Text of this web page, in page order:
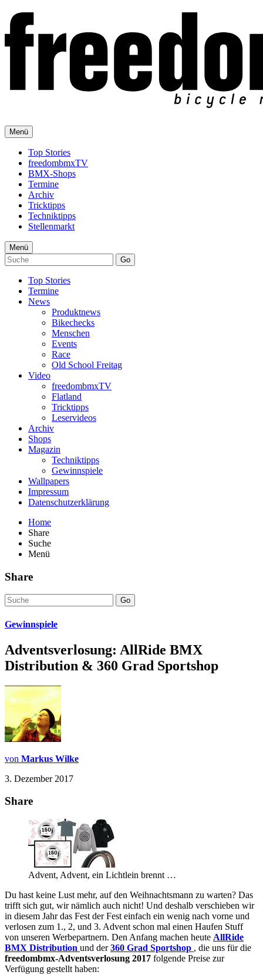
Menü
Top Stories
freedombmxTV
BMX-Shops
Termine
Archiv
Tricktipps
Techniktipps
Stellenmarkt
Menü
Go
Top Stories
Termine
News
Produktnews
Bikechecks
Menschen
Events
Race
Old School Freitag
Video
freedombmxTV
Flatland
Tricktipps
Leservideos
Archiv
Shops
Magazin
Techniktipps
Gewinnspiele
Wallpapers
Impressum
Datenschutzerklärung
Home
Share
Suche
Menü
Share
Go
Gewinnspiele
Adventsverlosung: AllRide BMX
Distribution & 360 Grad Sportshop
von Markus Wilke
3. Dezember 2017
Share
Advent, Advent, ein Lichtlein brennt …
Du hast keine Lust mehr, auf den Weihnachtsmann zu warten? Das
trifft sich gut, wir nämlich auch nicht! Und deshalb verschieben wir
in diesem Jahr das Fest der Fest einfach ein wenig nach vorne und
verlosen zum 1., 2, und 3. Advent schon mal einen Haufen Stuff
von unseren Werbepartnern. Den Anfang machen heute AllRide
BMX Distribution und der360 Grad Sportshop , die uns für die
freedombmx-Adventsverlosung 2017 folgende Preise zur
Verfügung gestellt haben: